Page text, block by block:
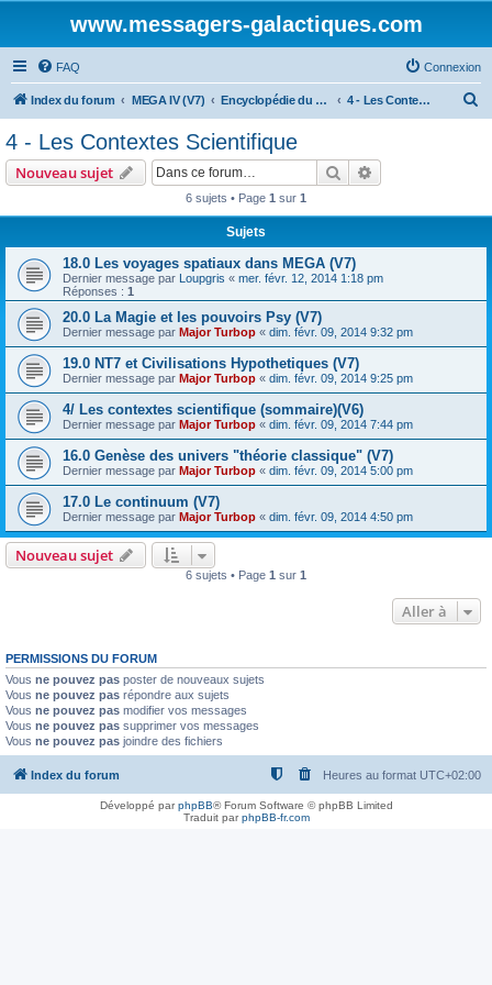
www.messagers-galactiques.com
FAQ Connexion
Index du forum MEGA IV (V7) Encyclopédie du Messager Galactique (V7) 4 - Les Contextes Scientifique
4 - Les Contextes Scientifique
Nouveau sujet Rechercher
6 sujets • Page 1 sur 1
Sujets
18.0 Les voyages spatiaux dans MEGA (V7)
Dernier message par Loupgris « mer. févr. 12, 2014 1:18 pm
Réponses : 1
20.0 La Magie et les pouvoirs Psy (V7)
Dernier message par Major Turbop « dim. févr. 09, 2014 9:32 pm
19.0 NT7 et Civilisations Hypothetiques (V7)
Dernier message par Major Turbop « dim. févr. 09, 2014 9:25 pm
4/ Les contextes scientifique (sommaire)(V6)
Dernier message par Major Turbop « dim. févr. 09, 2014 7:44 pm
16.0 Genèse des univers "théorie classique" (V7)
Dernier message par Major Turbop « dim. févr. 09, 2014 5:00 pm
17.0 Le continuum (V7)
Dernier message par Major Turbop « dim. févr. 09, 2014 4:50 pm
Nouveau sujet
6 sujets • Page 1 sur 1
Aller à
PERMISSIONS DU FORUM
Vous ne pouvez pas poster de nouveaux sujets
Vous ne pouvez pas répondre aux sujets
Vous ne pouvez pas modifier vos messages
Vous ne pouvez pas supprimer vos messages
Vous ne pouvez pas joindre des fichiers
Index du forum Heures au format UTC+02:00
Développé parphpBB® Forum Software © phpBB Limited
Traduit parphpBB-fr.com